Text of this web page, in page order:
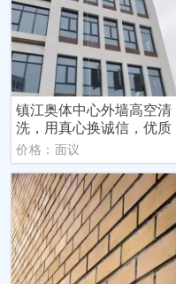
镇江奥体中心外墙高空清
洗，用真心换诚信，优质
价格：面议